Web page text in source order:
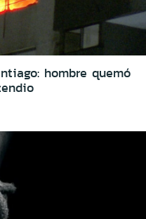
hombre quemó